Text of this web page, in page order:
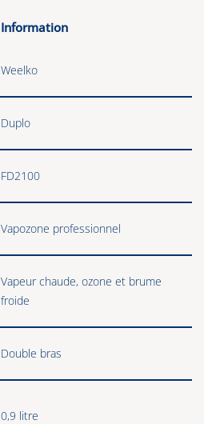
Information
Weelko
Duplo
FD2100
Vapozone professionnel
Vapeur chaude, ozone et brume
froide
Double bras
0,9 litre